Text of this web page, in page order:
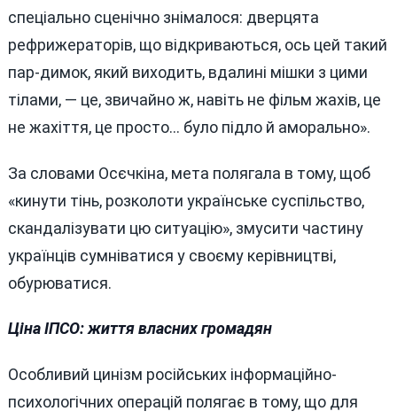
спеціально сценічно знімалося: дверцята
рефрижераторів, що відкриваються, ось цей такий
пар-димок, який виходить, вдалині мішки з цими
тілами, — це, звичайно ж, навіть не фільм жахів, це
не жахіття, це просто… було підло й аморально».
За словами Осєчкіна, мета полягала в тому, щоб
«кинути тінь, розколоти українське суспільство,
скандалізувати цю ситуацію», змусити частину
українців сумніватися у своєму керівництві,
обурюватися.
Ціна ІПСО: життя власних громадян
Особливий цинізм російських інформаційно-
психологічних операцій полягає в тому, що для